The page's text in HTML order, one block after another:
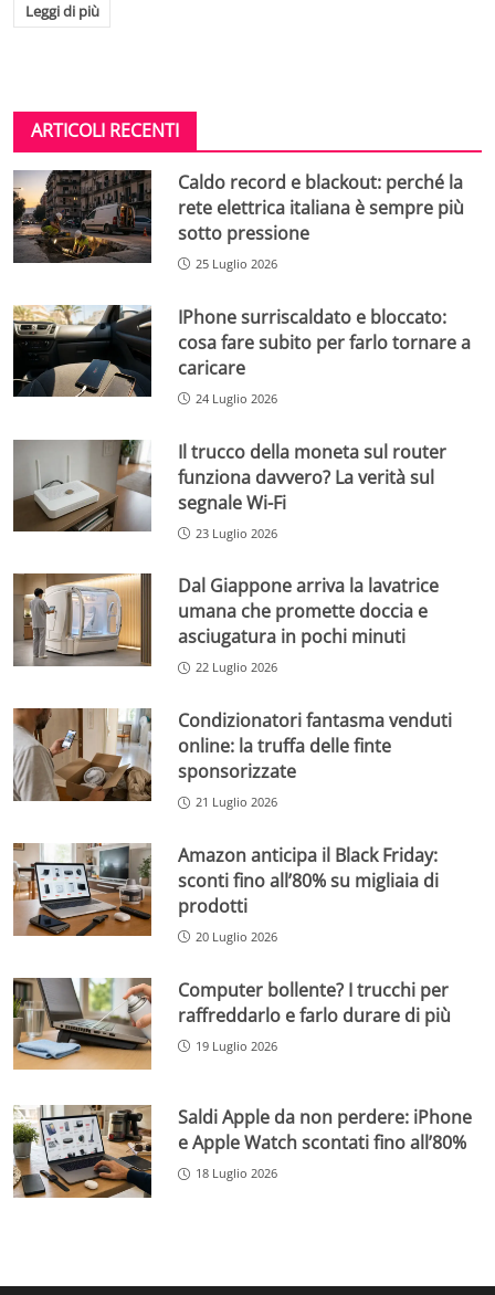
Leggi di più
ARTICOLI RECENTI
Caldo record e blackout: perché la
rete elettrica italiana è sempre più
sotto pressione
25 Luglio 2026
IPhone surriscaldato e bloccato:
cosa fare subito per farlo tornare a
caricare
24 Luglio 2026
Il trucco della moneta sul router
funziona davvero? La verità sul
segnale Wi-Fi
23 Luglio 2026
Dal Giappone arriva la lavatrice
umana che promette doccia e
asciugatura in pochi minuti
22 Luglio 2026
Condizionatori fantasma venduti
online: la truffa delle finte
sponsorizzate
21 Luglio 2026
Amazon anticipa il Black Friday:
sconti fino all’80% su migliaia di
prodotti
20 Luglio 2026
Computer bollente? I trucchi per
raffreddarlo e farlo durare di più
19 Luglio 2026
Saldi Apple da non perdere: iPhone
e Apple Watch scontati fino all’80%
18 Luglio 2026